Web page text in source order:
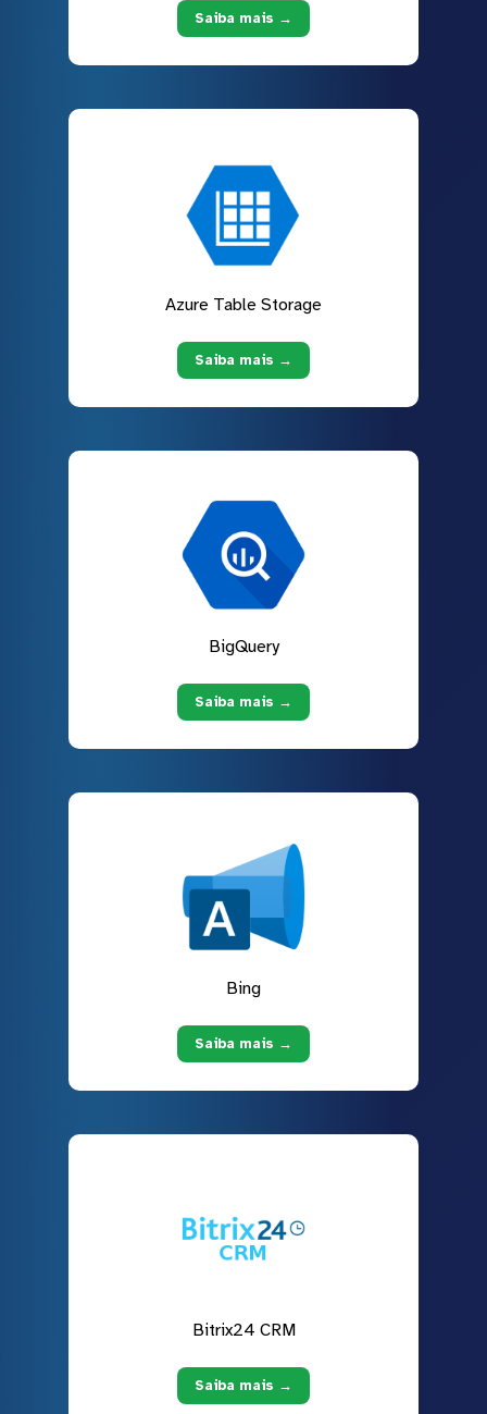
Saiba mais →
Azure Table Storage
Saiba mais →
BigQuery
Saiba mais →
Bing
Saiba mais →
Bitrix24 CRM
Saiba mais →